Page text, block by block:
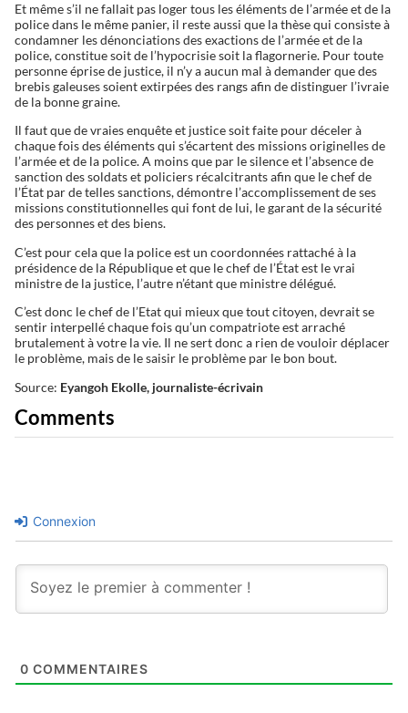
Et même s’il ne fallait pas loger tous les éléments de l’armée et de la
police dans le même panier, il reste aussi que la thèse qui consiste à
condamner les dénonciations des exactions de l’armée et de la
police, constitue soit de l’hypocrisie soit la flagornerie. Pour toute
personne éprise de justice, il n’y a aucun mal à demander que des
brebis galeuses soient extirpées des rangs afin de distinguer l’ivraie
de la bonne graine.
Il faut que de vraies enquête et justice soit faite pour déceler à
chaque fois des éléments qui s’écartent des missions originelles de
l’armée et de la police. A moins que par le silence et l’absence de
sanction des soldats et policiers récalcitrants afin que le chef de
l’État par de telles sanctions, démontre l’accomplissement de ses
missions constitutionnelles qui font de lui, le garant de la sécurité
des personnes et des biens.
C’est pour cela que la police est un coordonnées rattaché à la
présidence de la République et que le chef de l’État est le vrai
ministre de la justice, l’autre n’étant que ministre délégué.
C’est donc le chef de l’Etat qui mieux que tout citoyen, devrait se
sentir interpellé chaque fois qu’un compatriote est arraché
brutalement à votre la vie. Il ne sert donc a rien de vouloir déplacer
le problème, mais de le saisir le problème par le bon bout.
Source: Eyangoh Ekolle, journaliste-écrivain
Comments
Connexion
0 COMMENTAIRES